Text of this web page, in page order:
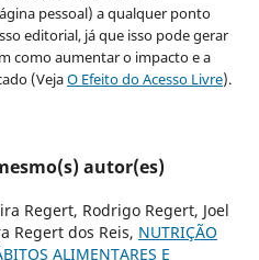
pessoal) a qualquer ponto
editorial, já que isso pode gerar
como aumentar o impacto e a
(VejaO Efeito do Acesso Livre).
autor(es)
Regert, Rodrigo Regert, Joel
Regert dos Reis, NUTRIÇÃO
ALIMENTARES E